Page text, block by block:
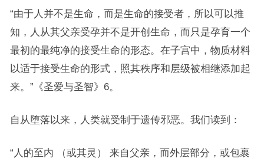
“由于人并不是生命，而是生命的接受者，所以可以推
知，人从其父亲受孕并不是开创生命，而只是孕育一个
最初的最纯净的接受生命的形态。在子宫中，物质材料
以适于接受生命的形式，照其秩序和层级被相继添加起
来。”《圣爱与圣智》6。
自从堕落以来，人类就受制于遗传邪恶。我们读到：
“人的至内 （或其灵） 来自父亲，而外层部分，或包裹